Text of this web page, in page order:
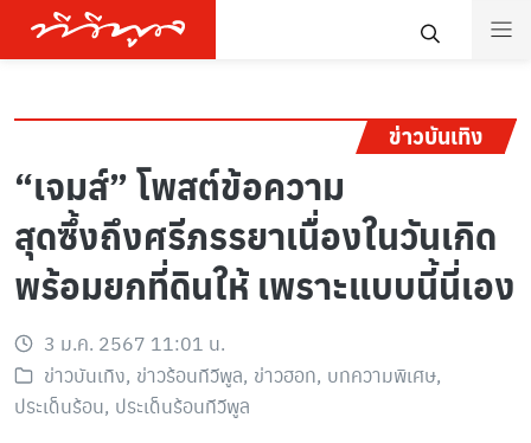
ข่าวบันเทิง
“เจมส์” โพสต์ข้อความ
สุดซึ้งถึงศรีภรรยาเนื่องในวันเกิด
พร้อมยกที่ดินให้ เพราะแบบนี้นี่เอง
3 ม.ค. 2567 11:01 น.
ข่าวบันเทิง, ข่าวร้อนทีวีพูล, ข่าวฮอท, บทความพิเศษ,
ประเด็นร้อน, ประเด็นร้อนทีวีพูล